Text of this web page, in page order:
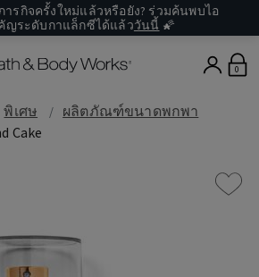
ารกิจครั้งใหม่แล้วหรือยัง? ร่วมค้นพบไอ
ญระดับกาแล็กซีได้แล้ววันนี้ 🌠
0
พิเศษ
ผลิตภัณฑ์ขนาดพกพา
Cake